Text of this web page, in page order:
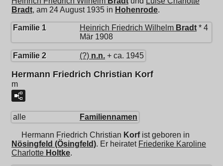
Bradt, am 24 August 1935 in Hohenrode.
Familie 1 Heinrich Friedrich Wilhelm Bradt * 4
Mär 1908
Familie 2 (?) n.n. + ca. 1945
Hermann Friedrich Christian Korf
m
alle Familiennamen
Hermann Friedrich Christian Korfist geboren in
Nösingfeld (Ösingfeld). Er heiratet Friederike Karoline
Charlotte Holtke.